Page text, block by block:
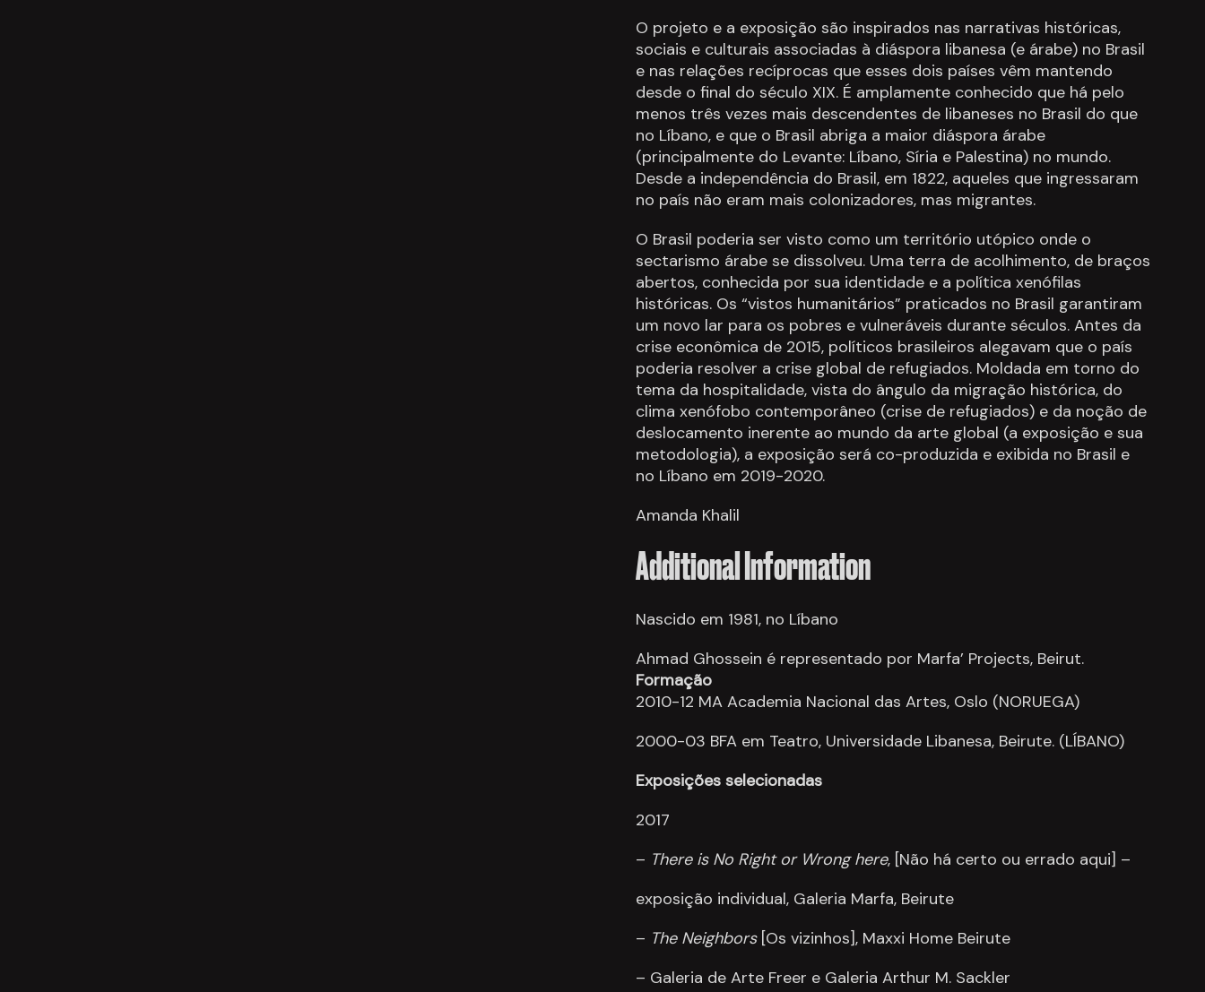
O projeto e a exposição são inspirados nas narrativas históricas,
sociais e culturais associadas à diáspora libanesa (e árabe) no Brasil
e nas relações recíprocas que esses dois países vêm mantendo
desde o final do século XIX. É amplamente conhecido que há pelo
menos três vezes mais descendentes de libaneses no Brasil do que
no Líbano, e que o Brasil abriga a maior diáspora árabe
(principalmente do Levante: Líbano, Síria e Palestina) no mundo.
Desde a independência do Brasil, em 1822, aqueles que ingressaram
no país não eram mais colonizadores, mas migrantes.
O Brasil poderia ser visto como um território utópico onde o
sectarismo árabe se dissolveu. Uma terra de acolhimento, de braços
abertos, conhecida por sua identidade e a política xenófilas
históricas. Os “vistos humanitários” praticados no Brasil garantiram
um novo lar para os pobres e vulneráveis durante séculos. Antes da
crise econômica de 2015, políticos brasileiros alegavam que o país
poderia resolver a crise global de refugiados. Moldada em torno do
tema da hospitalidade, vista do ângulo da migração histórica, do
clima xenófobo contemporâneo (crise de refugiados) e da noção de
deslocamento inerente ao mundo da arte global (a exposição e sua
metodologia), a exposição será co-produzida e exibida no Brasil e
no Líbano em 2019-2020.
Amanda Khalil
Additional Information
Nascido em 1981, no Líbano
Ahmad Ghossein é representado por Marfa’ Projects, Beirut.
Formação
2010-12 MA Academia Nacional das Artes, Oslo (NORUEGA)
2000-03 BFA em Teatro, Universidade Libanesa, Beirute. (LÍBANO)
Exposições selecionadas
2017
– There is No Right or Wrong here, [Não há certo ou errado aqui] –
exposição individual, Galeria Marfa, Beirute
– The Neighbors [Os vizinhos], Maxxi Home Beirute
– Galeria de Arte Freer e Galeria Arthur M. Sackler